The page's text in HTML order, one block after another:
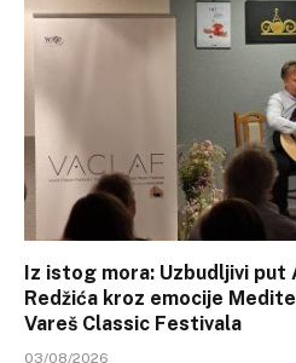
Iz istog mora: Uzbudljivi put
Redžića kroz emocije
Vareš Classic Festivala
03/08/2026